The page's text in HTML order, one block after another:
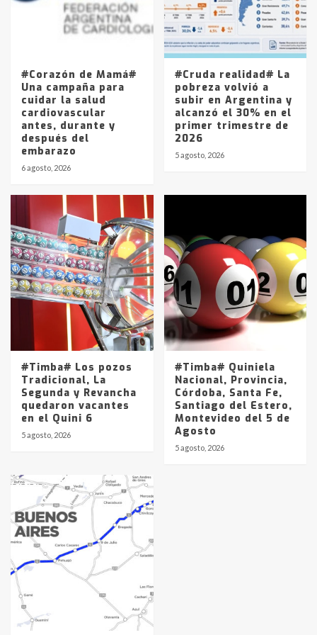
Los precios de los combustibles en
La Pampa, desde YPF hasta Axion
entre 857 a 1338 pesos
#Corazón de Mamá#
Una campaña para
cuidar la salud
cardiovascular
antes, durante y
después del
embarazo
6 agosto, 2026
#Cruda realidad# La
pobreza volvió a
subir en Argentina y
alcanzó el 30% en el
primer trimestre de
2026
5 agosto, 2026
#Timba# Los pozos
Tradicional, La
Segunda y Revancha
quedaron vacantes
en el Quini 6
5 agosto, 2026
#Timba# Quiniela
Nacional, Provincia,
Córdoba, Santa Fe,
Santiago del Estero,
Montevideo del 5 de
Agosto
5 agosto, 2026